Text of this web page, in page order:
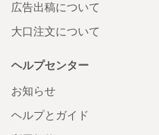
広告出稿について
大口注文について
ヘルプセンター
お知らせ
ヘルプとガイド